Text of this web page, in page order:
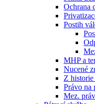
Ochrana
Postih
MHP a
Nucené
Z
Právo na
Mez.